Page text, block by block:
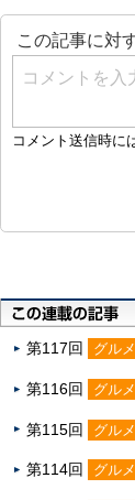
第117回 グルメ
第116回 グルメ
第115回 グルメ
第114回 グルメ